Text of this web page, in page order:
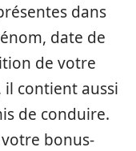
dans
date de
de votre
il contient aussi
de conduire.
bonus-